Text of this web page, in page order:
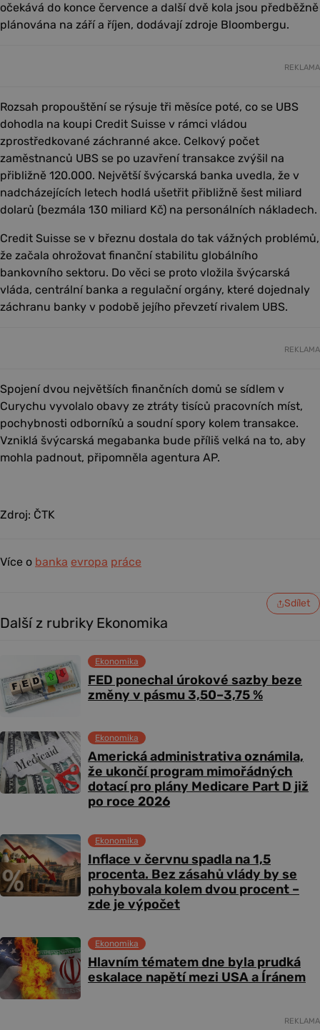
očekává do konce července a další dvě kola jsou předběžně
plánována na září a říjen, dodávají zdroje Bloombergu.
REKLAMA
Rozsah propouštění se rýsuje tři měsíce poté, co se UBS
dohodla na koupi Credit Suisse v rámci vládou
zprostředkované záchranné akce. Celkový počet
zaměstnanců UBS se po uzavření transakce zvýšil na
přibližně 120.000. Největší švýcarská banka uvedla, že v
nadcházejících letech hodlá ušetřit přibližně šest miliard
dolarů (bezmála 130 miliard Kč) na personálních nákladech.
Credit Suisse se v březnu dostala do tak vážných problémů,
že začala ohrožovat finanční stabilitu globálního
bankovního sektoru. Do věci se proto vložila švýcarská
vláda, centrální banka a regulační orgány, které dojednaly
záchranu banky v podobě jejího převzetí rivalem UBS.
REKLAMA
Spojení dvou největších finančních domů se sídlem v
Curychu vyvolalo obavy ze ztráty tisíců pracovních míst,
pochybnosti odborníků a soudní spory kolem transakce.
Vzniklá švýcarská megabanka bude příliš velká na to, aby
mohla padnout, připomněla agentura AP.
Zdroj: ČTK
Více o banka evropa práce
Sdílet
Další z rubriky Ekonomika
FED ponechal úrokové sazby beze
změny v pásmu 3,50–3,75 %
Ekonomika
Americká administrativa oznámila,
že ukončí program mimořádných
dotací pro plány Medicare Part D již
po roce 2026
Ekonomika
Inflace v červnu spadla na 1,5
procenta. Bez zásahů vlády by se
pohybovala kolem dvou procent –
zde je výpočet
Ekonomika
Hlavním tématem dne byla prudká
eskalace napětí mezi USA a Íránem
Ekonomika
REKLAMA